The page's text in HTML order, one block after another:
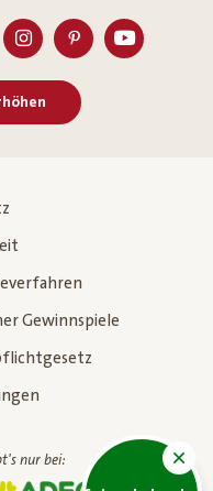
Gewinnspiele
nur bei: